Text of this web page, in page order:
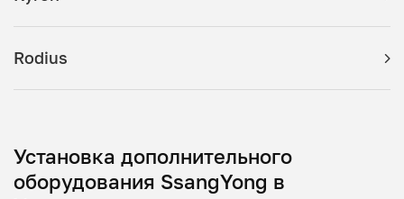
Rodius
Установка дополнительного
оборудования SsangYong в